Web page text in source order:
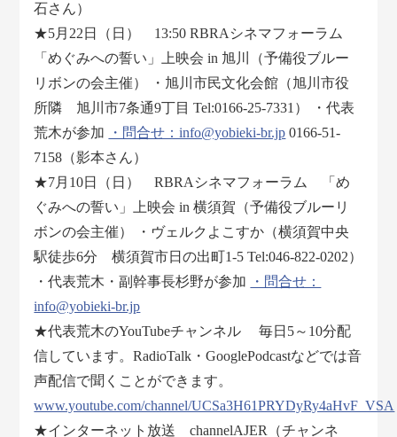
石さん）
★5月22日（日） 13:50 RBRAシネマフォーラム
「めぐみへの誓い」上映会 in 旭川（予備役ブルー
リボンの会主催） ・旭川市民文化会館（旭川市役
所隣 旭川市7条通9丁目 Tel:0166-25-7331） ・代表
荒木が参加
・問合せ：info@yobieki-br.jp 0166-51-
7158（影本さん）
★7月10日（日） RBRAシネマフォーラム 「め
ぐみへの誓い」上映会 in 横須賀（予備役ブルーリ
ボンの会主催） ・ヴェルクよこすか（横須賀中央
駅徒歩6分 横須賀市日の出町1-5 Tel:046-822-0202）
・代表荒木・副幹事長杉野が参加
・問合せ：
info@yobieki-br.jp
★代表荒木のYouTubeチャンネル 毎日5～10分配
信しています。RadioTalk・GooglePodcastなどでは音
声配信で聞くことができます。
www.youtube.com/channel/UCSa3H61PRYDyRy4aHvF_VSA
★インターネット放送 channelAJER（チャンネ